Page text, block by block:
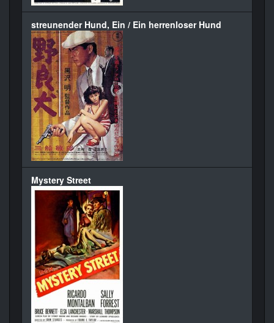
streunender Hund, Ein / Ein herrenloser Hund
Mystery Street